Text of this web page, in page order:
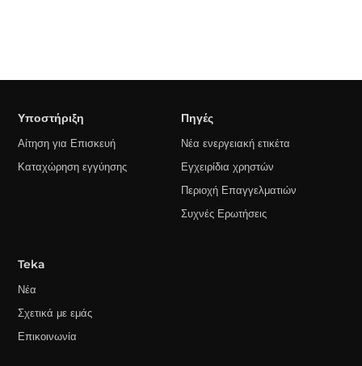
Υποστήριξη
Αίτηση για Επισκευή
Καταχώρηση εγγύησης
Πηγές
Νέα ενεργειακή ετικέτα
Εγχειρίδια χρηστών
Περιοχή Επαγγελματιών
Συχνές Ερωτήσεις
Teka
Νέα
Σχετικά με εμάς
Επικοινωνία